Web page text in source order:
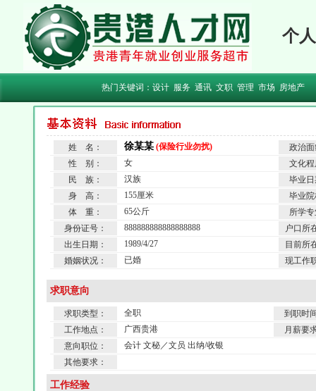
个
热门关键词： 设计 服务 通讯 文职 管理 市场 房地产
姓 名： 徐某某 (保险行业勿扰)
政治
性 别：
女
文化
民 族：
汉族
毕业
身 高：
155厘米
毕业
体 重：
65公斤
所学
身份证号：
888888888888888888
户口所
出生日期：
1989/4/27
目前所
婚姻状况：
已婚 现工作
求职意向
求职类型： 全职
到职时
工作地点：
广西贵港
月薪要
意向职位：
会计 文秘／文员 出纳/收银
其他要求：
工作经验